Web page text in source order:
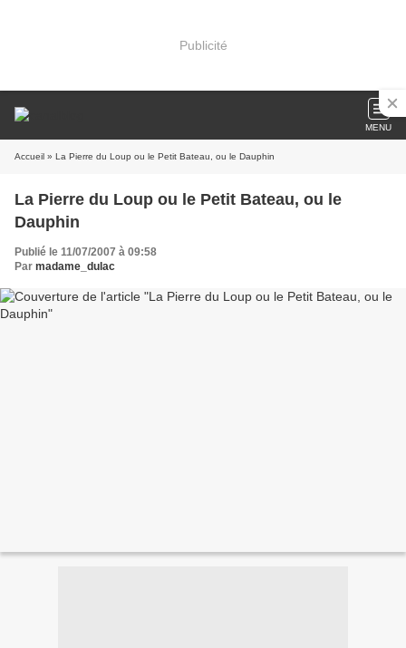
Publicité
MENU
Accueil » La Pierre du Loup ou le Petit Bateau, ou le Dauphin
La Pierre du Loup ou le Petit Bateau, ou le
Dauphin
Publié le 11/07/2007 à 09:58
Par madame_dulac